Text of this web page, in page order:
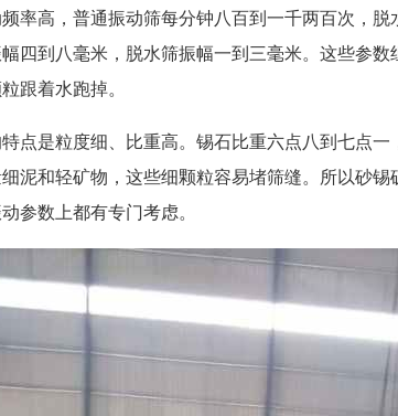
率高，普通振动筛每分钟八百到一千两百次，
四到八毫米，脱水筛振幅一到三毫米。这些参
跟着水跑掉。
点是粒度细、比重高。锡石比重六点八到七点一
泥和轻矿物，这些细颗粒容易堵筛缝。所以砂
参数上都有专门考虑。